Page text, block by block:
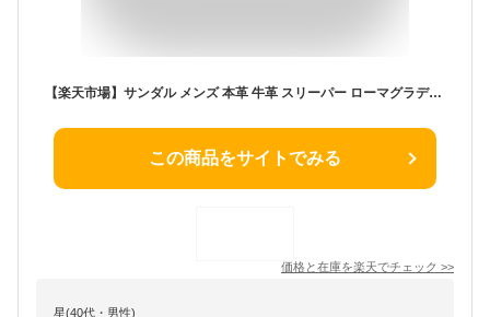
【楽天市場】サンダル メンズ 本革 牛革 スリーパー ローマグラディエーター ビーチサンダル 春 夏 2way 滑り止め フラット スポーツ 軽い 履きやすい 歩きやすい おしゃれ 蒸れない 涼しい 旅行 疲れない カジュアル アウトドア 【一部即納】【在庫一掃】 aaa：華盛通商
この商品をサイトでみる
価格と在庫を楽天でチェック >>
星(40代・男性)